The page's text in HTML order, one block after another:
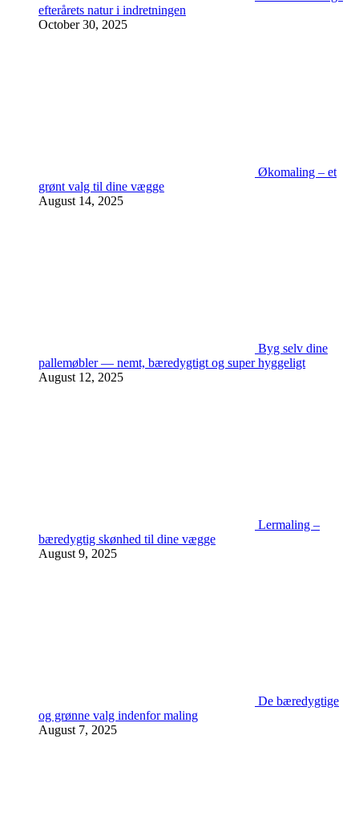
efterårets natur i indretningen
October 30, 2025
Økomaling – et
grønt valg til dine vægge
August 14, 2025
Byg selv dine
pallemøbler — nemt, bæredygtigt og super hyggeligt
August 12, 2025
Lermaling –
bæredygtig skønhed til dine vægge
August 9, 2025
De bæredygtige
og grønne valg indenfor maling
August 7, 2025